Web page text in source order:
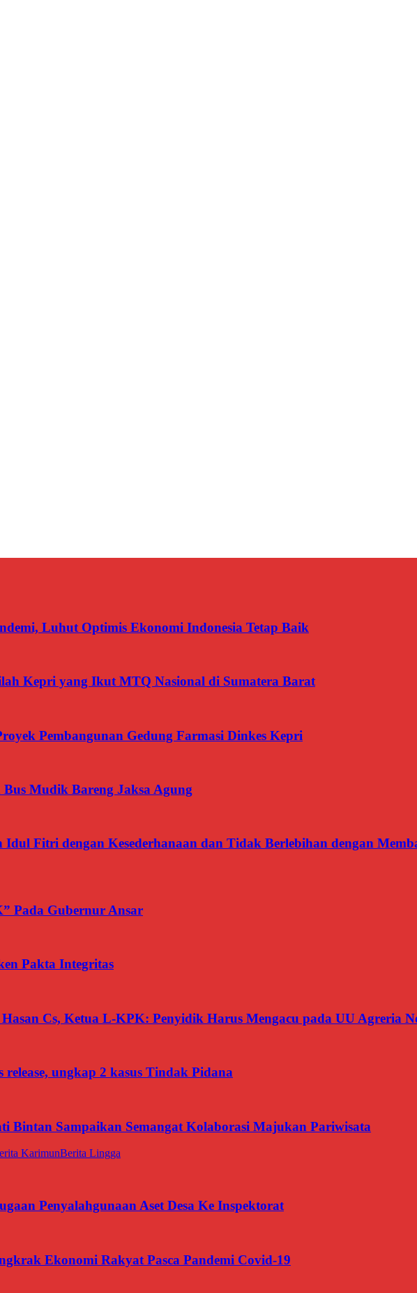
Luhut Optimis Ekonomi Indonesia Tetap Baik
Kepri yang Ikut MTQ Nasional di Sumatera Barat
Pembangunan Gedung Farmasi Dinkes Kepri
Mudik Bareng Jaksa Agung
Fitri dengan Kesederhanaan dan Tidak Berlebihan dengan
Pada Gubernur Ansar
Pakta Integritas
Cs, Ketua L-KPK: Penyidik Harus Mengacu pada UU Agreria
ungkap 2 kasus Tindak Pidana
Bintan Sampaikan Semangat Kolaborasi Majukan Pariwisata
KarimunBerita Lingga
Penyalahgunaan Aset Desa Ke Inspektorat
Ekonomi Rakyat Pasca Pandemi Covid-19